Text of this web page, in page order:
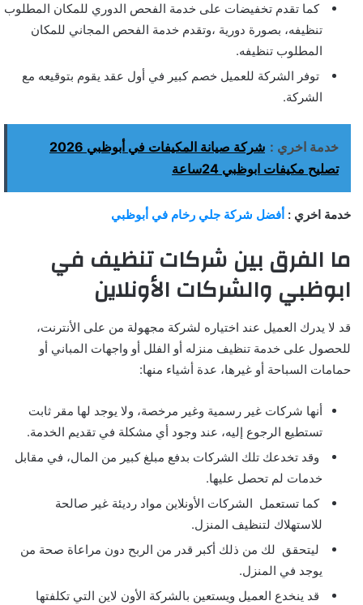
كما تقدم تخفيضات على خدمة الفحص الدوري للمكان المطلوب
تنظيفه، بصورة دورية ،وتقدم خدمة الفحص المجاني للمكان
المطلوب تنظيفه.
توفر الشركة للعميل خصم كبير في أول عقد يقوم بتوقيعه مع
الشركة.
خدمة اخري :
شركة صيانة المكيفات في أبوظبي 2026
تصليح مكيفات ابوظبي 24ساعة
خدمة اخري : أفضل شركة جلي رخام في أبوظبي
ما الفرق بين شركات تنظيف في
ابوظبي والشركات الأونلاين
قد لا يدرك العميل عند اختياره لشركة مجهولة من على الأنترنت،
للحصول على خدمة تنظيف منزله أو الفلل أو واجهات المباني أو
حمامات السباحة أو غيرها، عدة أشياء منها:
أنها شركات غير رسمية وغير مرخصة، ولا يوجد لها مقر ثابت
تستطيع الرجوع إليه، عند وجود أي مشكلة في تقديم الخدمة.
وقد تخدعك تلك الشركات بدفع مبلغ كبير من المال، في مقابل
خدمات لم تحصل عليها.
كما تستعمل الشركات الأونلاين مواد رديئة غير صالحة
للاستهلاك لتنظيف المنزل.
ليتحقق لك من ذلك أكبر قدر من الربح دون مراعاة صحة من
يوجد في المنزل.
قد ينخدع العميل ويستعين بالشركة الأون لاين التي تكلفتها